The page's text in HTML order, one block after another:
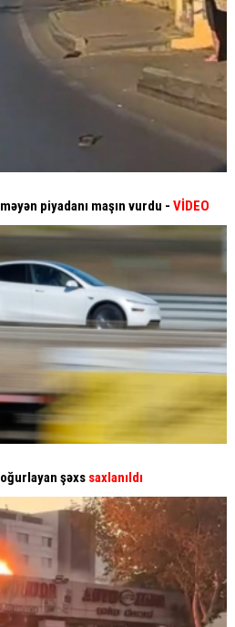
piyadanı maşın vurdu - VİDEO
şəxs saxlanıldı